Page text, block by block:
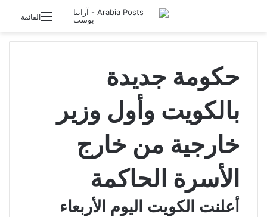
القائمة
تسجيل الدخول
حكومة جديدة
بالكويت وأول وزير
خارجية من خارج
الأسرة الحاكمة
أعلنت الكويت اليوم الأربعاء